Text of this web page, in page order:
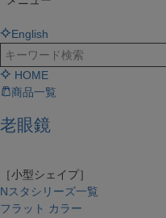
English
HOME
商品一覧
老眼鏡
［小型シェイプ］
Nスタシリーズ一覧
フラット カラー